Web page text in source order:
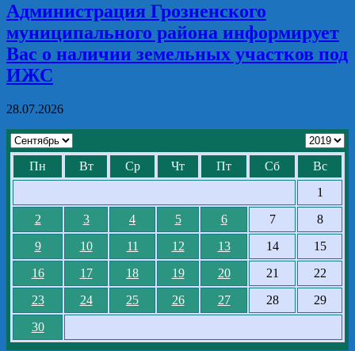
Администрация Грозненского
муниципального района информирует
Вас о наличии земельных участков под
ИЖС
28.07.2026
Пн Вт Ср Чт Пт Сб
Вс
1
2
3 4 5 6 7
8
9
10 11 12 13 14
15
16
17 18 19 20 21
22
23
24 25 26 27 28
29
30